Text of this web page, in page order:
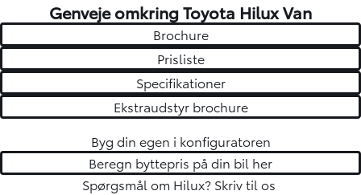
Genveje omkring Toyota Hilux Van
Brochure
Prisliste
Specifikationer
Ekstraudstyr brochure
Byg din egen i konfiguratoren
Beregn byttepris på din bil her
Spørgsmål om Hilux? Skriv til os